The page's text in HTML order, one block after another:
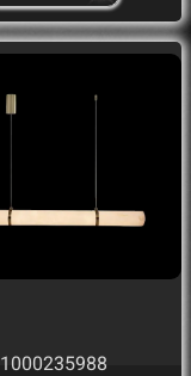
1000235988